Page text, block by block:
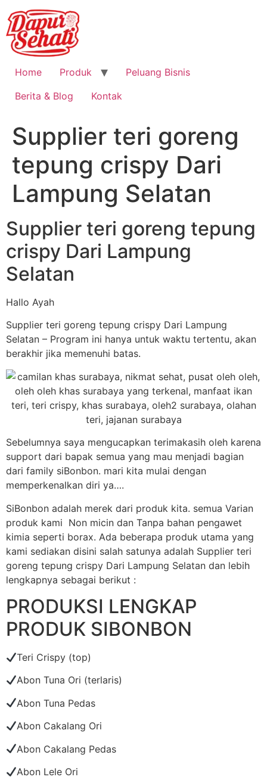
Home Produk
Peluang Bisnis
Berita & Blog
Kontak
Supplier teri goreng
tepung crispy Dari
Lampung Selatan
Supplier teri goreng tepung
crispy Dari Lampung
Selatan
Hallo Ayah
Supplier teri goreng tepung crispy Dari Lampung
Selatan – Program ini hanya untuk waktu tertentu, akan
berakhir jika memenuhi batas.
Sebelumnya saya mengucapkan terimakasih oleh karena
support dari bapak semua yang mau menjadi bagian
dari family siBonbon. mari kita mulai dengan
memperkenalkan diri ya….
SiBonbon adalah merek dari produk kita. semua Varian
produk kami Non micin dan Tanpa bahan pengawet
kimia seperti borax. Ada beberapa produk utama yang
kami sediakan disini salah satunya adalah Supplier teri
goreng tepung crispy Dari Lampung Selatan dan lebih
lengkapnya sebagai berikut :
PRODUKSI LENGKAP
PRODUK SIBONBON
Teri Crispy (top)
Abon Tuna Ori (terlaris)
Abon Tuna Pedas
Abon Cakalang Ori
Abon Cakalang Pedas
Abon Lele Ori